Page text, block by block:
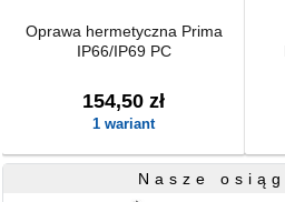
Oprawa hermetyczna Prima
IP66/IP69 PC
154,50 zł
1 wariant
Nasze